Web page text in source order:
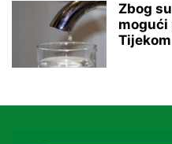
Zbog
mogući